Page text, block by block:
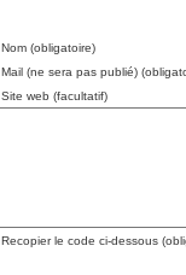
Nom (obligatoire)
Mail (ne sera pas publié)
Site web (facultatif)
Recopier le code ci-dessous